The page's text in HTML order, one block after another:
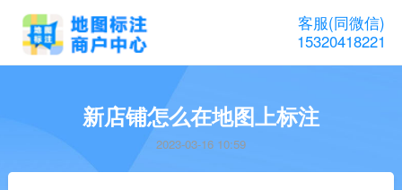
客服(同微信)
15320418221
新店铺怎么在地图上标注
2023-03-16 10:59